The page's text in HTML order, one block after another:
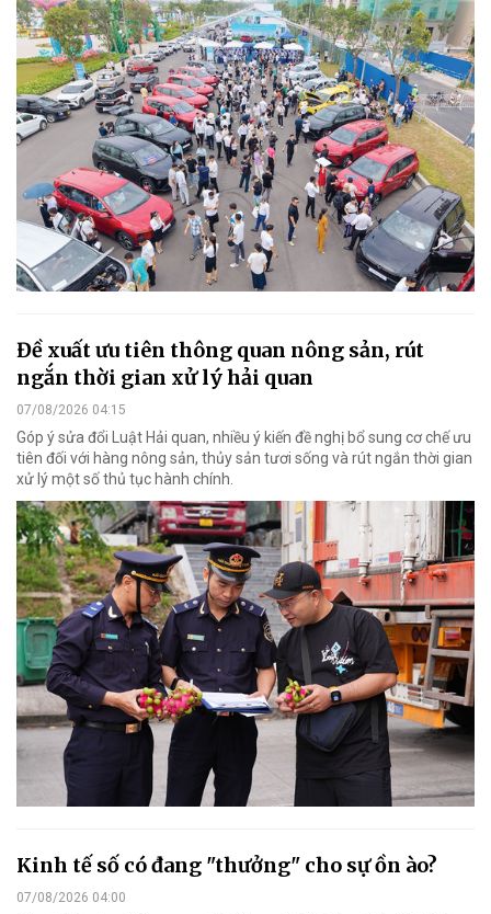
Đề xuất ưu tiên thông quan nông sản, rút
ngắn thời gian xử lý hải quan
07/08/2026 04:15
Góp ý sửa đổi Luật Hải quan, nhiều ý kiến đề nghị bổ sung cơ chế ưu
tiên đối với hàng nông sản, thủy sản tươi sống và rút ngắn thời gian
xử lý một số thủ tục hành chính.
Kinh tế số có đang "thưởng" cho sự ồn ào?
07/08/2026 04:00